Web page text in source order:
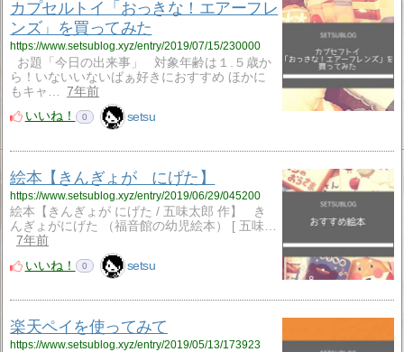
カプセルトイ「おっきな！エアーフレ
ンズ」を買ってみた
https://www.setsublog.xyz/entry/2019/07/15/230000
お題「今日の出来事」 対象年齢は１.５歳か
ら！いないいないばぁ好きにおすすめ ほかに
もキャ…
7年前
いいね！
0 setsu
絵本【きんぎょが にげた】
https://www.setsublog.xyz/entry/2019/06/29/045200
絵本【きんぎょが にげた / 五味太郎 作】 き
んぎょがにげた （福音館の幼児絵本） [ 五味…
7年前
いいね！
0 setsu
楽天ペイを使ってみて
https://www.setsublog.xyz/entry/2019/05/13/173923